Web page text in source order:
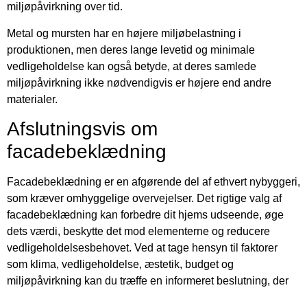
miljøpåvirkning over tid.
Metal og mursten har en højere miljøbelastning i
produktionen, men deres lange levetid og minimale
vedligeholdelse kan også betyde, at deres samlede
miljøpåvirkning ikke nødvendigvis er højere end andre
materialer.
Afslutningsvis om
facadebeklædning
Facadebeklædning er en afgørende del af ethvert nybyggeri,
som kræver omhyggelige overvejelser. Det rigtige valg af
facadebeklædning kan forbedre dit hjems udseende, øge
dets værdi, beskytte det mod elementerne og reducere
vedligeholdelsesbehovet. Ved at tage hensyn til faktorer
som klima, vedligeholdelse, æstetik, budget og
miljøpåvirkning kan du træffe en informeret beslutning, der